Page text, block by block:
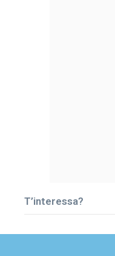
T’interessa?